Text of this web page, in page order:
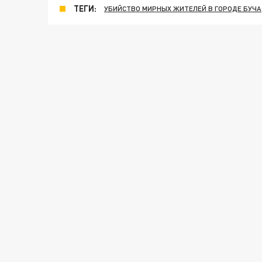
ТЕГИ: УБИЙСТВО МИРНЫХ ЖИТЕЛЕЙ В ГОРОДЕ БУЧА